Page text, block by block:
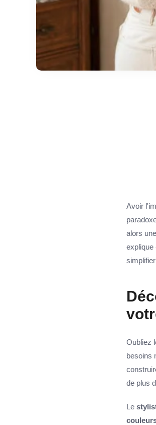
Avoir
alors
explique
Oubliez
besoins
de plus
Le